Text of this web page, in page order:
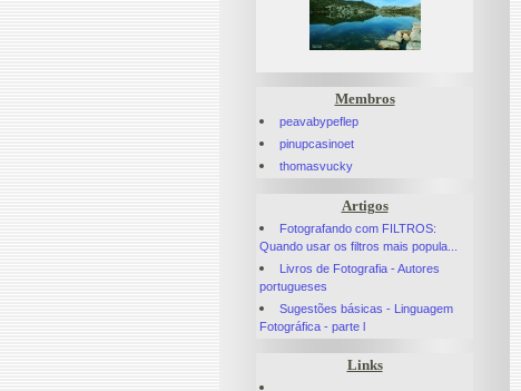
Membros
peavabypeflep
pinupcasinoet
thomasvucky
Artigos
Fotografando com FILTROS:
Quando usar os filtros mais popula...
Livros de Fotografia - Autores
portugueses
Sugestões básicas - Linguagem
Fotográfica - parte l
Links